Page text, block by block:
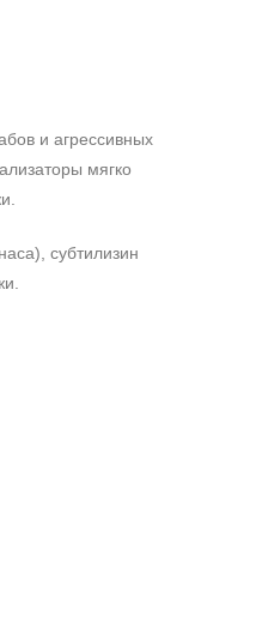
и агрессивных
мягко
субтилизин